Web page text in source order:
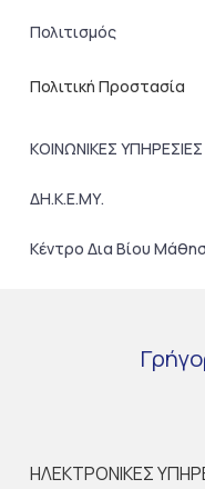
Πολιτισμός
Πολιτική Προστασία
ΚΟΙΝΩΝΙΚΕΣ ΥΠΗΡΕΣΙΕΣ
ΔΗ.Κ.Ε.ΜΥ.
Κέντρο Δια Βίου
ΗΛΕΚΤΡΟΝΙΚΕΣ